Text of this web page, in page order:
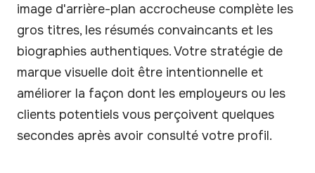
image d'arrière-plan accrocheuse complète les
gros titres, les résumés convaincants et les
biographies authentiques. Votre stratégie de
marque visuelle doit être intentionnelle et
améliorer la façon dont les employeurs ou les
clients potentiels vous perçoivent quelques
secondes après avoir consulté votre profil.